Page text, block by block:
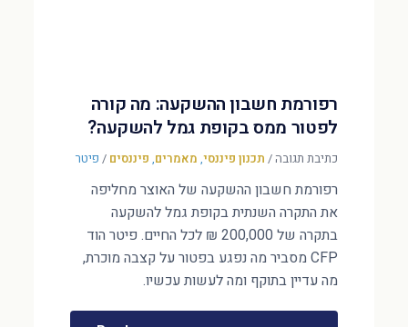
רפורמת חשבון ההשקעה: מה קורה
לפטור ממס בקופת גמל להשקעה?
כתיבת תגובה/ תכנון פיננסי, מאמרים, פיננסים / פיטר
רפורמת חשבון ההשקעה של האוצר מחליפה
את התקרה השנתית בקופת גמל להשקעה
בתקרה של 200,000 ₪ לכל החיים. פיטר הוד
CFP מסביר מה נפגע בפטור על קצבה מוכרת,
מה עדיין בתוקף ומה לעשות עכשיו.